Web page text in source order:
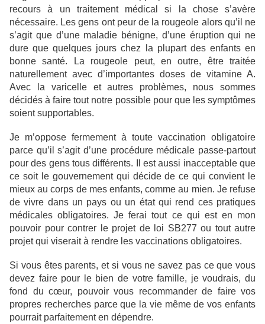
recours à un traitement médical si la chose s’avère
nécessaire. Les gens ont peur de la rougeole alors qu’il ne
s’agit que d’une maladie bénigne, d’une éruption qui ne
dure que quelques jours chez la plupart des enfants en
bonne santé. La rougeole peut, en outre, être traitée
naturellement avec d’importantes doses de vitamine A.
Avec la varicelle et autres problèmes, nous sommes
décidés à faire tout notre possible pour que les symptômes
soient supportables.
Je m’oppose fermement à toute vaccination obligatoire
parce qu’il s’agit d’une procédure médicale passe-partout
pour des gens tous différents. Il est aussi inacceptable que
ce soit le gouvernement qui décide de ce qui convient le
mieux au corps de mes enfants, comme au mien. Je refuse
de vivre dans un pays ou un état qui rend ces pratiques
médicales obligatoires. Je ferai tout ce qui est en mon
pouvoir pour contrer le projet de loi SB277 ou tout autre
projet qui viserait à rendre les vaccinations obligatoires.
Si vous êtes parents, et si vous ne savez pas ce que vous
devez faire pour le bien de votre famille, je voudrais, du
fond du cœur, pouvoir vous recommander de faire vos
propres recherches parce que la vie même de vos enfants
pourrait parfaitement en dépendre.